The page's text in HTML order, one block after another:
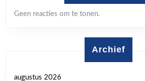
Geen reacties om te tonen.
Archief
augustus 2026